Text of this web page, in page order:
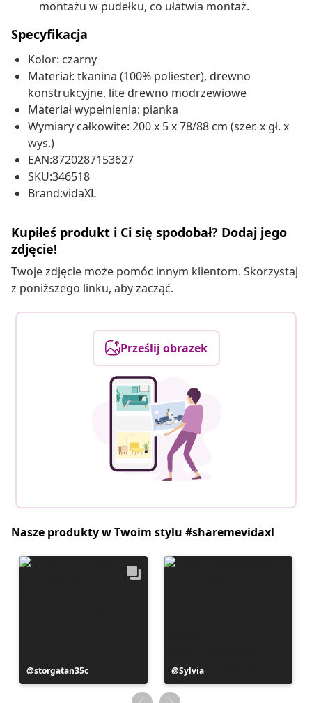
montażu w pudełku, co ułatwia montaż.
Specyfikacja
Kolor: czarny
Materiał: tkanina (100% poliester), drewno
konstrukcyjne, lite drewno modrzewiowe
Materiał wypełnienia: pianka
Wymiary całkowite: 200 x 5 x 78/88 cm (szer. x gł. x
wys.)
EAN:8720287153627
SKU:346518
Brand:vidaXL
Kupiłeś produkt i Ci się spodobał? Dodaj jego
zdjęcie!
Twoje zdjęcie może pomóc innym klientom. Skorzystaj
z poniższego linku, aby zacząć.
Prześlij obrazek
Nasze produkty w Twoim stylu #sharemevidaxl
Post
opublikowany
storgatan35c
Post
opublikowany
przez
Sylvia